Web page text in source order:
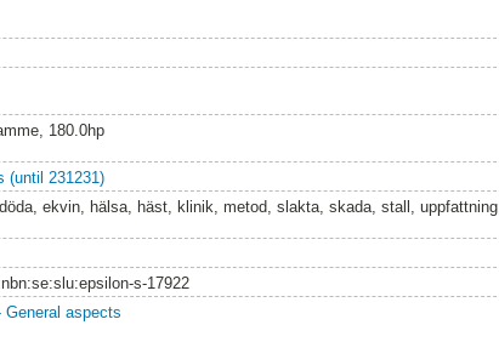
180.0hp
(until 231231)
ekvin, hälsa, häst, klinik, metod, slakta, skada, stall, uppfattning,
s-17922
General aspects